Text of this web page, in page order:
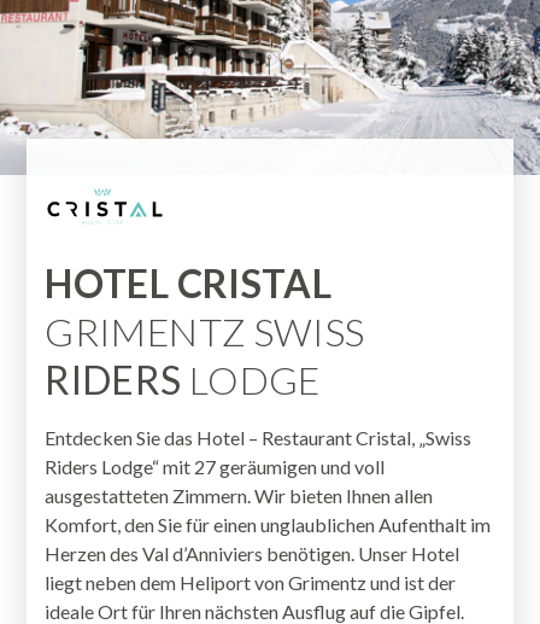
HOTEL CRISTAL
GRIMENTZ SWISS
RIDERS LODGE
Entdecken Sie das Hotel – Restaurant Cristal, „Swiss
Riders Lodge“ mit 27 geräumigen und voll
ausgestatteten Zimmern. Wir bieten Ihnen allen
Komfort, den Sie für einen unglaublichen Aufenthalt im
Herzen des Val d’Anniviers benötigen. Unser Hotel
liegt neben dem Heliport von Grimentz und ist der
ideale Ort für Ihren nächsten Ausflug auf die Gipfel.